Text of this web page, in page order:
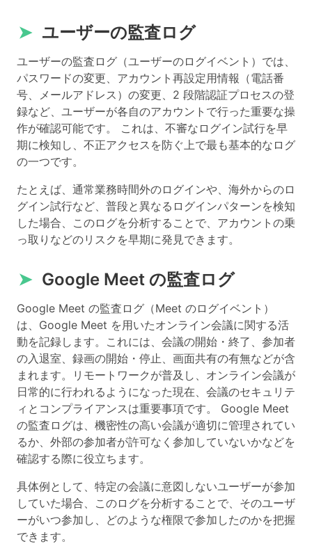
➤ ユーザーの監査ログ
ユーザーの監査ログ（ユーザーのログイベント）では、
パスワードの変更、アカウント再設定用情報（電話番
号、メールアドレス）の変更、2 段階認証プロセスの登
録など、ユーザーが各自のアカウントで行った重要な操
作が確認可能です。 これは、不審なログイン試行を早
期に検知し、不正アクセスを防ぐ上で最も基本的なログ
の一つです。
たとえば、通常業務時間外のログインや、海外からのロ
グイン試行など、普段と異なるログインパターンを検知
した場合、このログを分析することで、アカウントの乗
っ取りなどのリスクを早期に発見できます。
➤ Google Meet の監査ログ
Google Meet の監査ログ（Meet のログイベント）
は、Google Meet を用いたオンライン会議に関する活
動を記録します。これには、会議の開始・終了、参加者
の入退室、録画の開始・停止、画面共有の有無などが含
まれます。リモートワークが普及し、オンライン会議が
日常的に行われるようになった現在、会議のセキュリテ
ィとコンプライアンスは重要事項です。 Google Meet
の監査ログは、機密性の高い会議が適切に管理されてい
るか、外部の参加者が許可なく参加していないかなどを
確認する際に役立ちます。
具体例として、特定の会議に意図しないユーザーが参加
していた場合、このログを分析することで、そのユーザ
ーがいつ参加し、どのような権限で参加したのかを把握
できます。